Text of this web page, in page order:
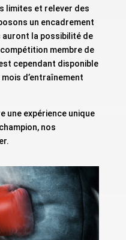
limites et relever des
un encadrement
la possibilité de
membre de
cependant disponible
d’entraînement
une expérience unique
nos